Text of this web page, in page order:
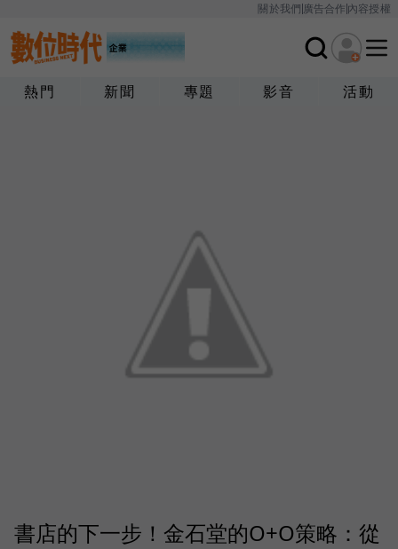
關於我們廣告合作內容授權
熱門 新聞 專題 影音 活動
書店的下一步！金石堂的O+O策略：從